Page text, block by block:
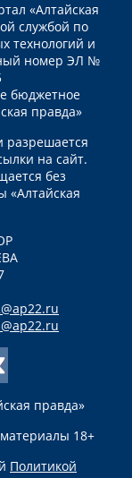
«Алтайская
службой по
технологий и
номер ЭЛ №
бюджетное
правда»
разрешается
на сайт.
без
«Алтайская
правда»
18+
Политикой